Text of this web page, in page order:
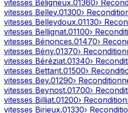
vitesses Béligneux.01360›
vitesses Belley.01300›
vitesses Belleydoux.01130›
vitesses Bellignat.01100›
vitesses Bénonces.01470›
vitesses Bény.01370›
vitesses Béréziat.01340›
vitesses Bettant.01500›
vitesses Bey.01290›
vitesses Beynost.01700›
vitesses Billiat.01200›
vitesses Birieux.01330›